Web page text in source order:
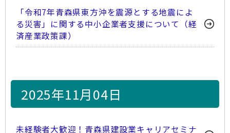
「令和7年青森県東方沖を震源とする地震によ
る災害」に関する中小企業者支援について（経
済産業政策課）
2025年11月04日
未経験者大歓迎！青森県建設業キャリアセミナ